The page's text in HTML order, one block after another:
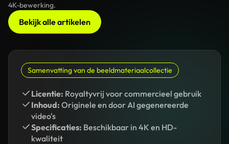
4K-bewerking.
Bekijk alle artikelen
Samenvatting van de beeldmateriaalcollectie
Licentie: Royaltyvrij voor commercieel gebruik
Inhoud: Originele en door AI gegenereerde
video's
Specificaties: Beschikbaar in 4K en HD-
kwaliteit